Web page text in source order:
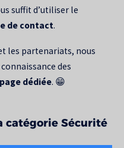
suffit d’utiliser le
de contact.
les partenariats, nous
des
dédiée. 😁
catégorie Sécurité